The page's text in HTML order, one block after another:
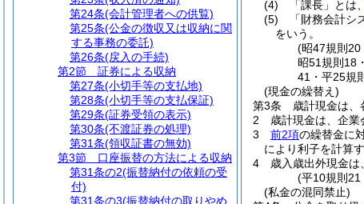
(4)
「課長」とは、
(5)
「財務会計
をいう。
(昭47規則20
昭51規則18
41・平25規
(現金の繰替え)
第3条
歳計現金は、
2
歳計現金は、企業
3
前2項の繰替金に
により利子を計算す
4
歳入歳出外現金は
(平10規則21
(私金の混同禁止)
第24条(会計管理者への供覧)
第25条(公金の徴収又は収納に関
する事務の委託)
第26条(戻入の手続)
第2節
証券による収納
第27条(小切手等の支払地)
第28条(小切手等の支払保証)
第29条(証券受領の表示)
第30条(不渡証券の処理)
第31条(領収証書の無効)
第3節
口座振替の方法による収納
第31条の2(振替納付の依頼の受
付)
第31条の3(振替納付の取りやめ